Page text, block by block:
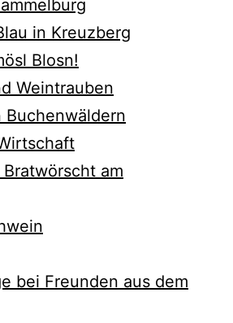
in Kreuzberg
Blosn!
Weintrauben
Buchenwäldern
am
bei Freunden aus dem